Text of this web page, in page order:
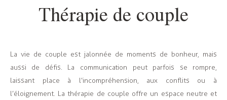
Thérapie de couple
La vie de couple est jalonnée de moments de bonheur, mais
aussi de défis. La communication peut parfois se rompre,
laissant place à l’incompréhension, aux conflits ou à
l’éloignement. La thérapie de couple offre un espace neutre et